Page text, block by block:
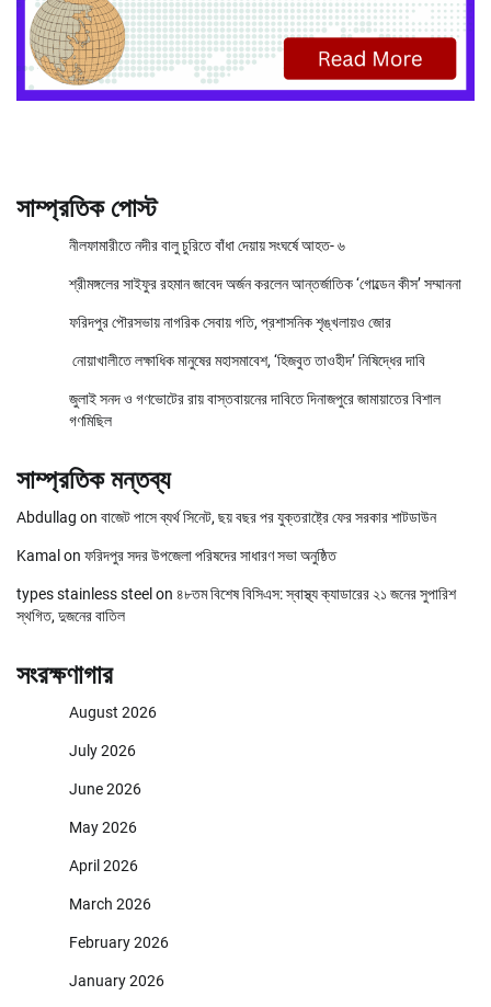
সাম্প্রতিক পোস্ট
নীলফামারীতে নদীর বালু চুরিতে বাঁধা দেয়ায় সংঘর্ষে আহত- ৬
শ্রীমঙ্গলের সাইফুর রহমান জাবেদ অর্জন করলেন আন্তর্জাতিক ‘গোল্ডেন কীস’ সম্মাননা
ফরিদপুর পৌরসভায় নাগরিক সেবায় গতি, প্রশাসনিক শৃঙ্খলায়ও জোর
নোয়াখালীতে লক্ষাধিক মানুষের মহাসমাবেশ, ‘হিজবুত তাওহীদ’ নিষিদ্ধের দাবি
জুলাই সনদ ও গণভোটের রায় বাস্তবায়নের দাবিতে দিনাজপুরে জামায়াতের বিশাল
গণমিছিল
সাম্প্রতিক মন্তব্য
Abdullag on বাজেট পাসে ব্যর্থ সিনেট, ছয় বছর পর যুক্তরাষ্ট্রে ফের সরকার শাটডাউন
Kamal on ফরিদপুর সদর উপজেলা পরিষদের সাধারণ সভা অনুষ্ঠিত
types stainless steel on ৪৮তম বিশেষ বিসিএস: স্বাস্থ্য ক্যাডারের ২১ জনের সুপারিশ
স্থগিত, দুজনের বাতিল
সংরক্ষণাগার
August 2026
July 2026
June 2026
May 2026
April 2026
March 2026
February 2026
January 2026